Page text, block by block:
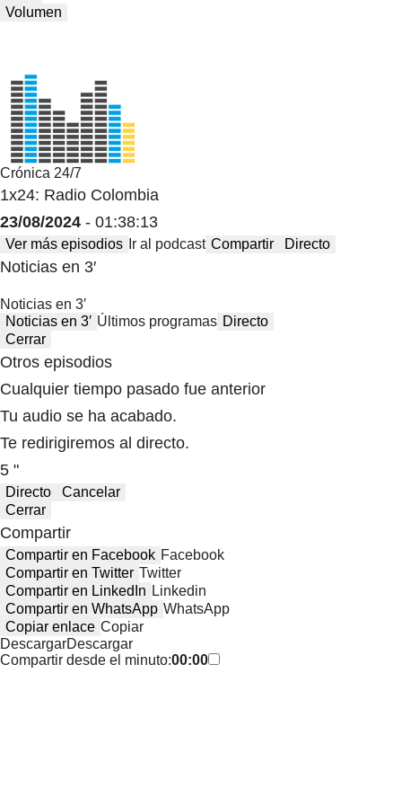
Volumen
Crónica 24/7
1x24: Radio Colombia
23/08/2024 - 01:38:13
Ver más episodios Ir al podcast Compartir Directo
Noticias en 3′
Noticias en 3′
Noticias en 3′ Últimos programas Directo
Cerrar
Otros episodios
Cualquier tiempo pasado fue anterior
Tu audio se ha acabado.
Te redirigiremos al directo.
5 "
Directo
Cancelar
Cerrar
Compartir
Compartir en Facebook Facebook
Compartir en Twitter Twitter
Compartir en LinkedIn Linkedin
Compartir en WhatsApp WhatsApp
Copiar enlace Copiar
DescargarDescargar
Compartir desde el minuto:00:00